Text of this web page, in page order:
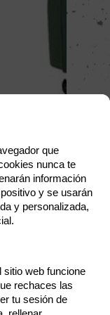
que analizan
la experiencia
o
Pulse el botón
de Cookies.
que
nunca te
información
y se usarán
y personalizada,
sitio web funcione
rechaces las
tu sesión de